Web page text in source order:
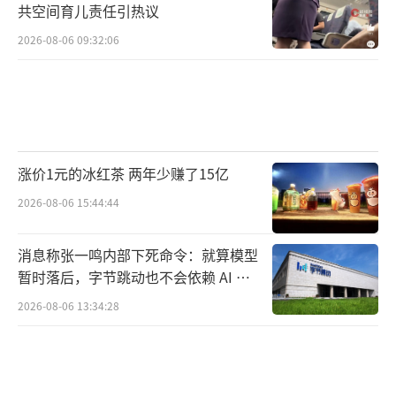
共空间育儿责任引热议
2026-08-06 09:32:06
涨价1元的冰红茶 两年少赚了15亿
2026-08-06 15:44:44
消息称张一鸣内部下死命令：就算模型
暂时落后，字节跳动也不会依赖 AI 蒸
馏技术
2026-08-06 13:34:28